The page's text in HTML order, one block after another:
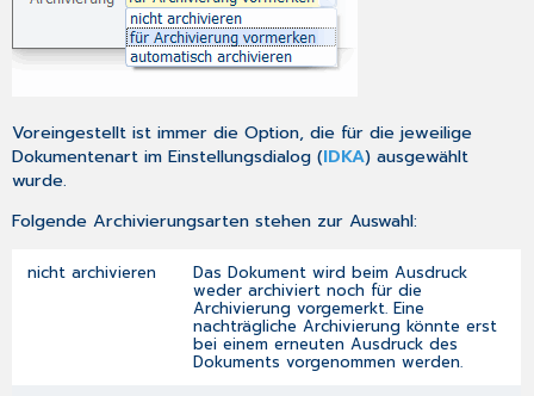
Voreingestellt ist immer die Option, die für die jeweilige
Dokumentenart imEinstellungsdialog (IDKA) ausgewählt
wurde.
Folgende Archivierungsarten stehen zur Auswahl:
nicht archivieren Das Dokument wird beim Ausdruck
weder archiviert noch für die
Archivierung vorgemerkt. Eine
nachträgliche Archivierung könnte erst
bei einem erneuten Ausdruck des
Dokuments vorgenommen werden.